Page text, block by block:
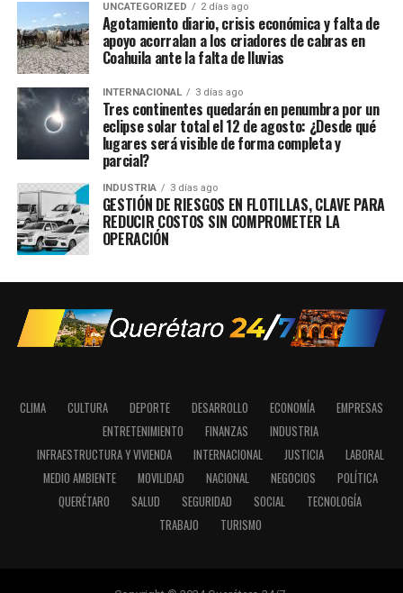
UNCATEGORIZED 2 días ago
Agotamiento diario, crisis económica y falta de
apoyo acorralan a los criadores de cabras en
Coahuila ante la falta de lluvias
INTERNACIONAL 3 días ago
Tres continentes quedarán en penumbra por un
eclipse solar total el 12 de agosto: ¿Desde qué
lugares será visible de forma completa y
parcial?
INDUSTRIA 3 días ago
GESTIÓN DE RIESGOS EN FLOTILLAS, CLAVE PARA
REDUCIR COSTOS SIN COMPROMETER LA
OPERACIÓN
CLIMA CULTURA DEPORTE DESARROLLO ECONOMÍA
EMPRESAS
ENTRETENIMIENTO
FINANZAS
INDUSTRIA
INFRAESTRUCTURA Y VIVIENDA
INTERNACIONAL JUSTICIA
LABORAL
MEDIO AMBIENTE
MOVILIDAD NACIONAL NEGOCIOS
POLÍTICA
QUERÉTARO
SALUD SEGURIDAD SOCIAL
TECNOLOGÍA
TRABAJO
TURISMO